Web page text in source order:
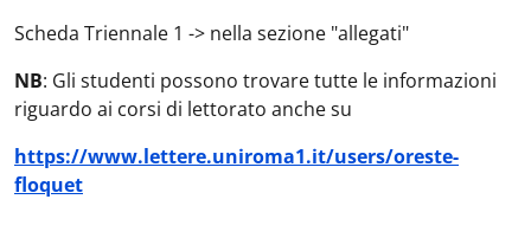
Scheda Triennale 1 -> nella sezione "allegati"
NB: Gli studenti possono trovare tutte le informazioni
riguardo ai corsi di lettorato anche su
https://www.lettere.uniroma1.it/users/oreste-
floquet